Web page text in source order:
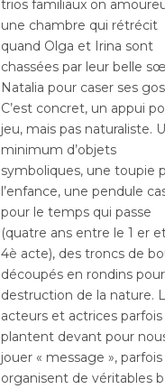
trios familiaux on
une chambre qui rétrécit
quand Olga et Irina sont
chassées par leur belle
Natalia pour caser ses
C’est concret, un appui
jeu, mais pas naturaliste.
minimum d’objets
symboliques, une toupie
l’enfance, une pendule
pour le temps qui passe
(quatre ans entre le 1 er
4è acte), des troncs de
découpés en rondins
destruction de la nature.
acteurs et actrices parfois
plantent devant pour
jouer « message », parfois
organisent de véritables